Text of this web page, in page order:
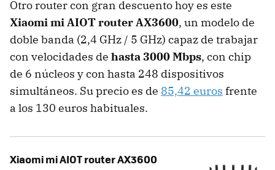
Otro router con gran descuento hoy es este
Xiaomi mi AIOT router AX3600, un modelo de
doble banda (2,4 GHz / 5 GHz) capaz de trabajar
con velocidades de hasta 3000 Mbps, con chip
de 6 núcleos y con hasta 248 dispositivos
simultáneos. Su precio es de 85,42 euros frente
a los 130 euros habituales.
Xiaomi mi AIOT router AX3600